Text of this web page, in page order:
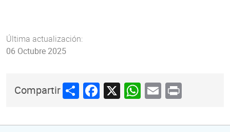
Última actualización:
06 Octubre 2025
CompartirShareFacebook
X WhatsApp
Email
Print